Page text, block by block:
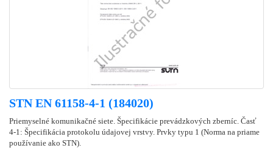
STN EN 61158-4-1 (184020)
Priemyselné komunikačné siete. Špecifikácie prevádzkových zberníc. Časť
4-1: Špecifikácia protokolu údajovej vrstvy. Prvky typu 1 (Norma na priame
používanie ako STN).